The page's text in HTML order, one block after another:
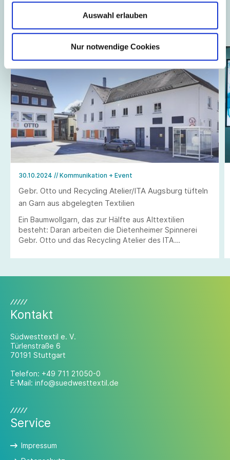
Auswahl erlauben
Nur notwendige Cookies
Auch interessant ...
30.10.2024 // Kommunikation + Event
Gebr. Otto und Recycling Atelier/ITA Augsburg tüfteln
an Garn aus abgelegten Textilien
Ein Baumwollgarn, das zur Hälfte aus Alttextilien
besteht: Daran arbeiten die Dietenheimer Spinnerei
Gebr. Otto und das Recycling Atelier des ITA
Kontakt
Südwesttextil e. V.
Türlenstraße 6
70191 Stuttgart
Telefon: +49 711 21050-0
E-Mail: info@suedwesttextil.de
Service
Impressum